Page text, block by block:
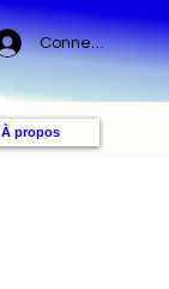
Connexion
À propos